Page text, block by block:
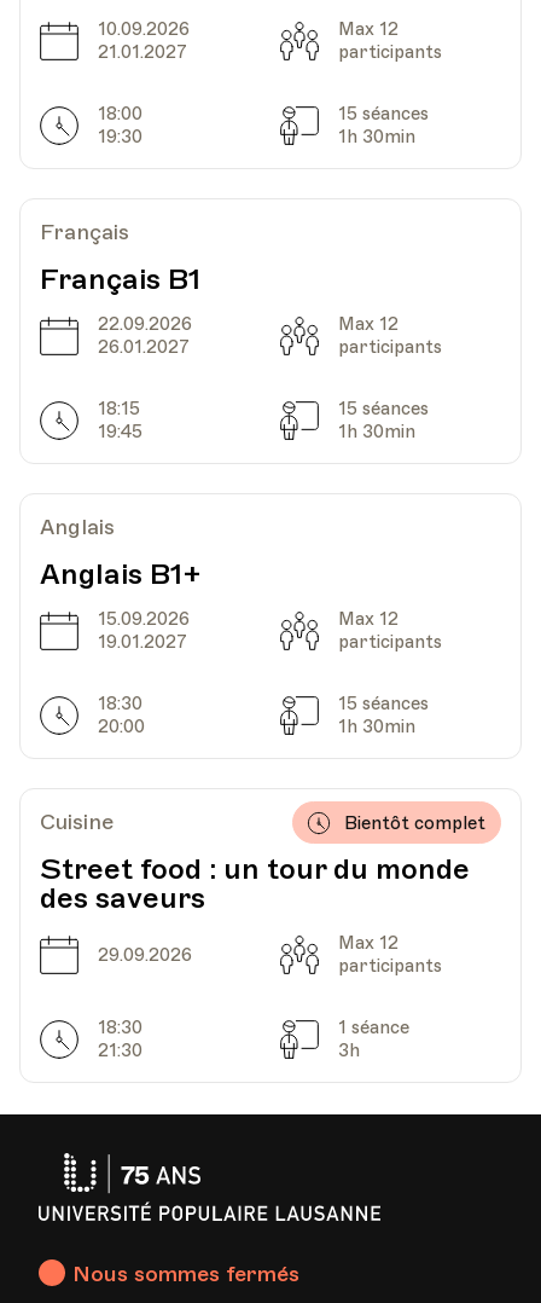
Av. de Cour 33
HEP - Haute Ecole Pédagogique - Salle 720
Av. de Cour 33
Date
26.03.2024 Heure
19.30
Lieu1005, Lausanne
Date
16.04.2024 Heure
19.30
HEP - Haute Ecole Pédagogique - Salle 720
Av. de Cour 33
Date23.04.2024 Heure
19.30
Lieu
HEP - Haute Ecole Pédagogique - Salle 720
1005, Lausanne
Date30.04.2024 Heure
19.30
Lieu
HEP - Haute Ecole Pédagogique - Salle 720
1005, Lausanne
Av. de Cour 33
Date
10.09.2026
21.01.2027
Capacité
Max 12
participants
Horarires
18:00
19:30
Séances
15 séances
1h 30min
Français
Français B1
Date
22.09.2026
26.01.2027
Capacité
Max 12
participants
Horarires
18:15
19:45
Séances
15 séances
1h 30min
Anglais
Anglais B1+
Date
15.09.2026
19.01.2027
Capacité
Max 12
participants
Horarires
18:30
20:00
Séances
15 séances
1h 30min
Cuisine
Street food : un tour du monde
des saveurs
Bientôt complet
Date
29.09.2026 Capacité
Max 12
participants
Horarires
18:30
21:30
Séances
1 séance
3h
Nous sommes fermés